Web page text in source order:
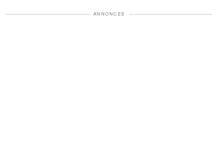
ANNONCES